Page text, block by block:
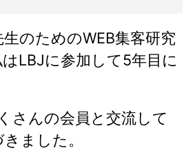
のためのWEB集客研究
LBJに参加して5年目に
さんの会員と交流して
ました。